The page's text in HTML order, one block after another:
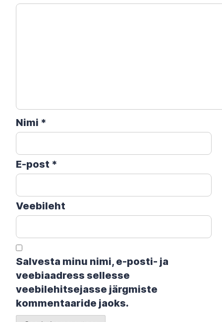
Nimi *
E-post *
Veebileht
Salvesta minu nimi, e-posti- ja
veebiaadress sellesse
veebilehitsejasse järgmiste
kommentaaride jaoks.